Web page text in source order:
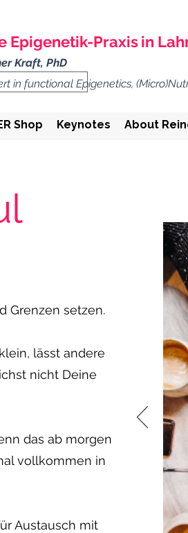
Epigenetik-Praxisin
Kraft, PhD
in functional Epigenetics,
Shop Keynotes About
Grenzen setzen.
lässt andere
nicht Deine
das ab morgen
vollkommen in
Austausch mit